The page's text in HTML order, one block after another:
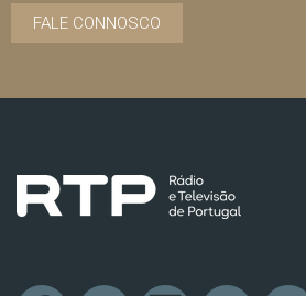
FALE CONNOSCO